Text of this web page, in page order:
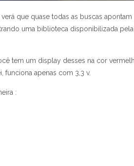
que quase todas as buscas apontam
uma biblioteca disponibilizada pela
tem um display desses na cor
apenas com 3,3 v.
: